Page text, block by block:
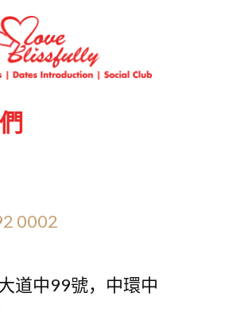
0002
道中99號，中環中